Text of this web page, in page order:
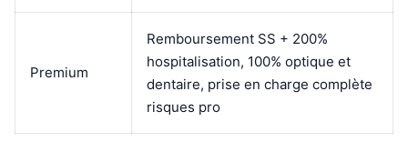
Premium
Remboursement SS + 200%
hospitalisation, 100% optique et
dentaire, prise en charge complète
risques pro